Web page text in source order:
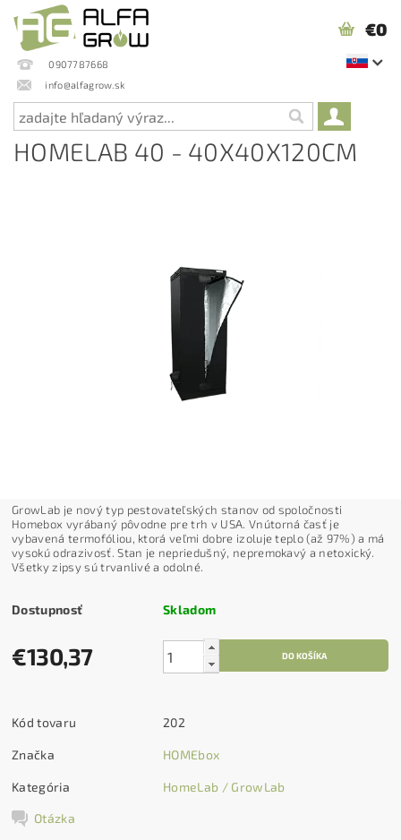
0907787668
info@alfagrow.sk
€0
HOMELAB 40 - 40X40X120CM
GrowLab je nový typ pestovateľských stanov od spoločnosti
Homebox vyrábaný pôvodne pre trh v USA. Vnútorná časť je
vybavená termofóliou, ktorá veľmi dobre izoluje teplo (až 97%) a má
vysokú odrazivosť. Stan je nepriedušný, nepremokavý a netoxický.
Všetky zipsy sú trvanlivé a odolné.
Dostupnosť Skladom
€130,37
Kód tovaru 202
Značka HOMEbox
Kategória HomeLab / GrowLab
Otázka